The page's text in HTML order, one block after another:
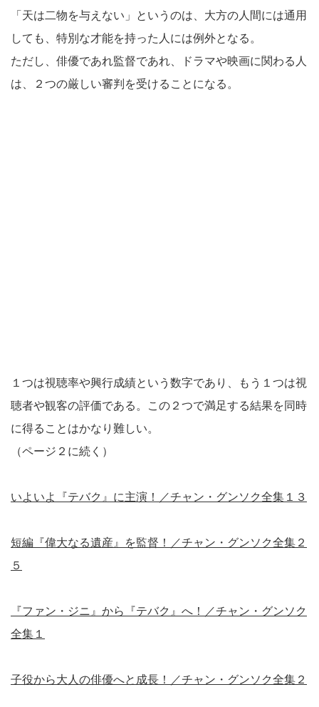
「天は二物を与えない」というのは、大方の人間には通用
しても、特別な才能を持った人には例外となる。
ただし、俳優であれ監督であれ、ドラマや映画に関わる人
は、２つの厳しい審判を受けることになる。
１つは視聴率や興行成績という数字であり、もう１つは視
聴者や観客の評価である。この２つで満足する結果を同時
に得ることはかなり難しい。
（ページ２に続く）
いよいよ『テバク』に主演！／チャン・グンソク全集１３
短編『偉大なる遺産』を監督！／チャン・グンソク全集２
５
『ファン・ジニ』から『テバク』へ！／チャン・グンソク
全集１
子役から大人の俳優へと成長！／チャン・グンソク全集２